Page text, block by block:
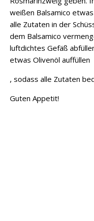
weißen Balsamico
alle Zutaten in der
dem Balsamico
luftdichtes Gefäß
etwas Olivenöl auffüllen
, sodass alle Zutaten
Guten Appetit!